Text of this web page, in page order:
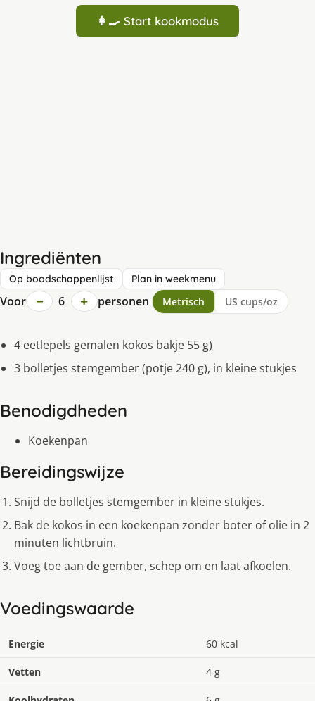
👩‍🍳 Start kookmodus
Ingrediënten
Op boodschappenlijst Plan in weekmenu
Voor − 6 + personen Metrisch US cups/oz
4 eetlepels gemalen kokos bakje 55 g)
3 bolletjes stemgember (potje 240 g), in kleine stukjes
Benodigdheden
Koekenpan
Bereidingswijze
Snijd de bolletjes stemgember in kleine stukjes.
Bak de kokos in een koekenpan zonder boter of olie in 2
minuten lichtbruin.
Voeg toe aan de gember, schep om en laat afkoelen.
Voedingswaarde
Energie 60 kcal
Vetten 4 g